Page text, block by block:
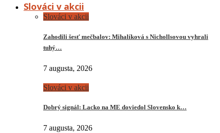
Slováci v akcii
Slováci v akcii
Zahodili šesť mečbalov: Mihalíková s Nichollsovou vyhrali
tuhý…
7 augusta, 2026
Slováci v akcii
Dobrý signál: Lacko na ME doviedol Slovensko k…
7 augusta, 2026